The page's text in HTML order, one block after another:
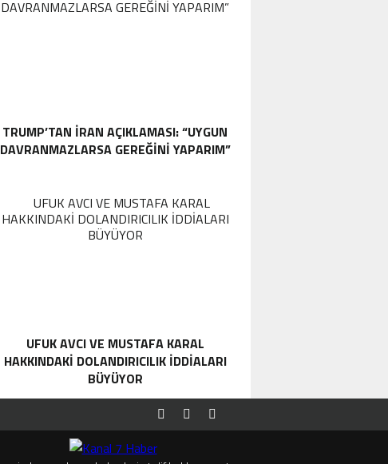
TRUMP’TAN İRAN AÇIKLAMASI: “UYGUN
DAVRANMAZLARSA GEREĞINI YAPARIM”
UFUK AVCI VE MUSTAFA KARAL
HAKKINDAKI DOLANDIRICILIK İDDIALARI
BÜYÜYOR